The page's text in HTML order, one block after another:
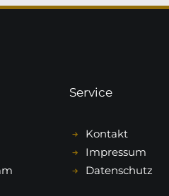
Service
Kontakt
Impressum
Datenschutz